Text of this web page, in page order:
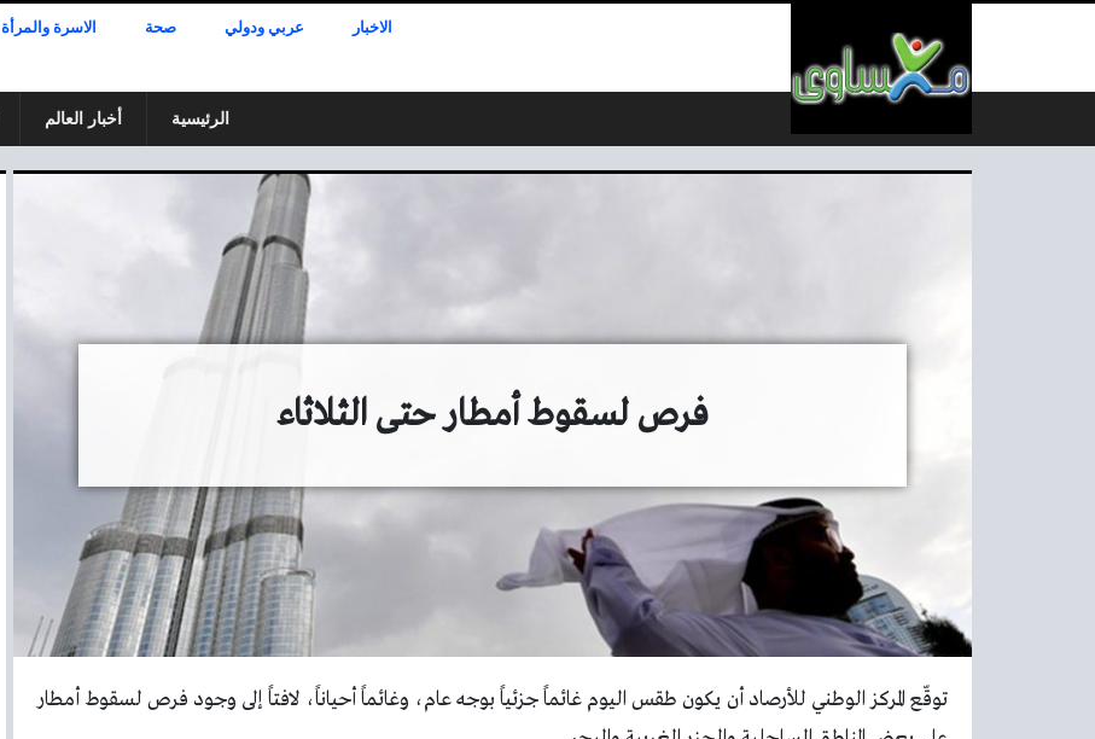
الاخبار عربي ودولي صحة الاسرة والمرأة
الرئيسية أخبار العالم
فرص لسقوط أمطار حتى الثلاثاء
توقّع المركز الوطني للأرصاد أن يكون طقس اليوم غائماً جزئياً بوجه عام، وغائماً أحياناً، لافتاً إلى وجود فرص لسقوط أمطار